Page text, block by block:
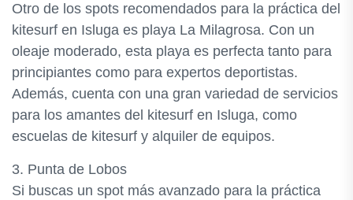
Otro de los spots recomendados para la práctica del
kitesurf en Isluga es playa La Milagrosa. Con un
oleaje moderado, esta playa es perfecta tanto para
principiantes como para expertos deportistas.
Además, cuenta con una gran variedad de servicios
para los amantes del kitesurf en Isluga, como
escuelas de kitesurf y alquiler de equipos.
3. Punta de Lobos
Si buscas un spot más avanzado para la práctica